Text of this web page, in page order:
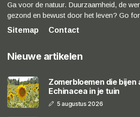
Ga voor de natuur. Duurzaamheid, de
gezond en bewust door het leven? Go
Sitemap
Contact
Nieuwe artikelen
Zomerbloemen die
Echinacea in je tuin
5 augustus 2026